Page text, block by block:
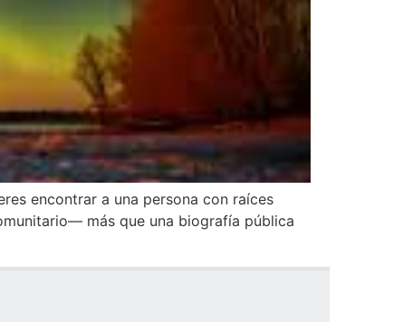
encontrar a una persona con raíces
más que una biografía pública